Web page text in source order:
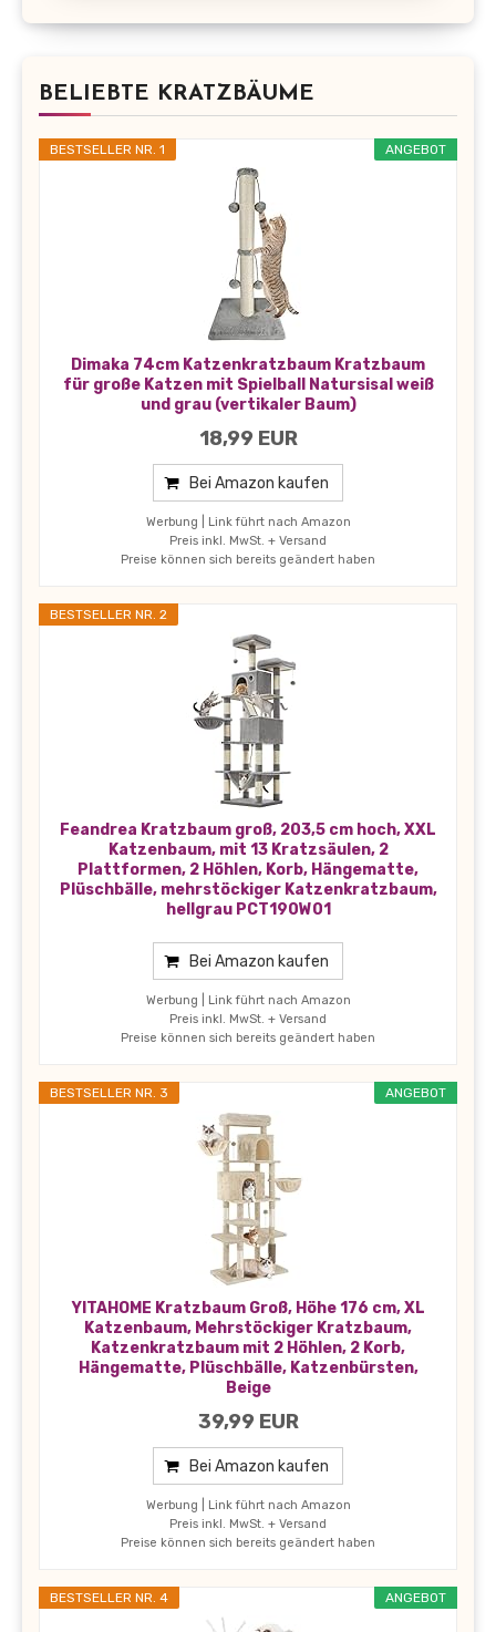
BELIEBTE KRATZBÄUME
ANGEBOT
BESTSELLER NR. 1
Dimaka 74cm Katzenkratzbaum Kratzbaum
für große Katzen mit Spielball Natursisal weiß
und grau (vertikaler Baum)
18,99 EUR
Bei Amazon kaufen
Werbung | Link führt nach Amazon
Preis inkl. MwSt. + Versand
Preise können sich bereits geändert haben
BESTSELLER NR. 2
Feandrea Kratzbaum groß, 203,5 cm hoch, XXL
Katzenbaum, mit 13 Kratzsäulen, 2
Plattformen, 2 Höhlen, Korb, Hängematte,
Plüschbälle, mehrstöckiger Katzenkratzbaum,
hellgrau PCT190W01
Bei Amazon kaufen
Werbung | Link führt nach Amazon
Preis inkl. MwSt. + Versand
Preise können sich bereits geändert haben
ANGEBOT
BESTSELLER NR. 3
YITAHOME Kratzbaum Groß, Höhe 176 cm, XL
Katzenbaum, Mehrstöckiger Kratzbaum,
Katzenkratzbaum mit 2 Höhlen, 2 Korb,
Hängematte, Plüschbälle, Katzenbürsten,
Beige
39,99 EUR
Bei Amazon kaufen
Werbung | Link führt nach Amazon
Preis inkl. MwSt. + Versand
Preise können sich bereits geändert haben
ANGEBOT
BESTSELLER NR. 4